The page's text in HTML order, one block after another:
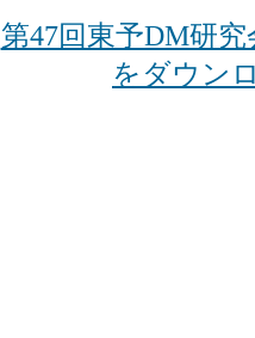
第47回東予DM研
をダウン